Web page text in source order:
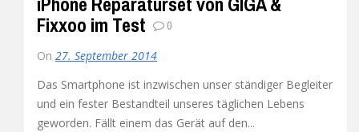
Fixxoo im Test
0
On 27. September 2014
Das Smartphone ist inzwischen unser ständiger Begleiter
und ein fester Bestandteil unseres täglichen Lebens
geworden. Fällt einem das Gerät auf den...